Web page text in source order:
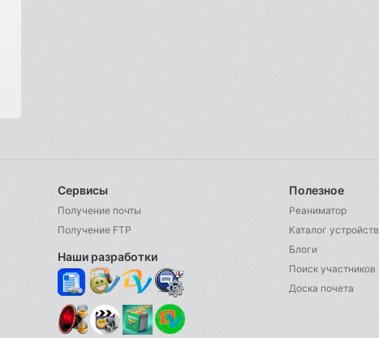
Сервисы
Получение почты
Получение FTP
Наши разработки
Полезное
Реаниматор
Каталог устройств
Блоги
Поиск участников
Доска почета